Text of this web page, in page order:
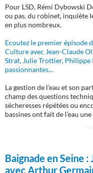
Pour LSD, Rémi Dybowski
ou pas, du robinet, inquiète
en plus nombreux.
Ecoutez le premier épisode
Culture avec Jean-Claude
Strat, Julie Trottier,
passionnantes...
La gestion de l’eau et son
champ des questions
sécheresses répétées ou
bassines ont fait de l’eau
Baignade en Seine :
avec Arthur